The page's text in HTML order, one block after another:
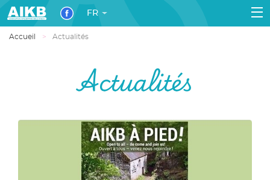
FR
Accueil Actualités
Actualités